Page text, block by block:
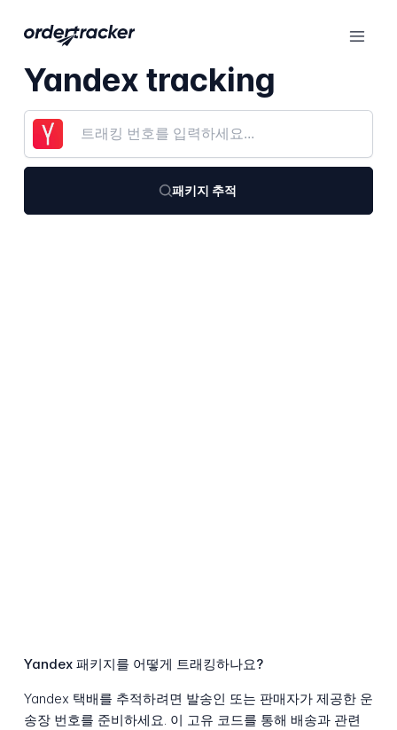
Yandex tracking
패키지 추적
Yandex 패키지를 어떻게 트래킹하나요?
Yandex 택배를 추적하려면 발송인 또는 판매자가 제공한 운
송장 번호를 준비하세요. 이 고유 코드를 통해 배송과 관련